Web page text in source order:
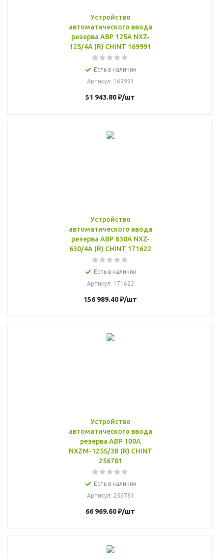
Устройство
автоматического ввода
резерва АВР 125А NXZ-
125/4A (R) CHINT 169991
Есть в наличии
Артикул: 169991
51 943.80₽/шт
Устройство
автоматического ввода
резерва АВР 630А NXZ-
630/4A (R) CHINT 171622
Есть в наличии
Артикул: 171622
156 989.40₽/шт
Устройство
автоматического ввода
резерва АВР 100А
NXZM-125S/3B (R) CHINT
256781
Есть в наличии
Артикул: 256781
66 969.60₽/шт